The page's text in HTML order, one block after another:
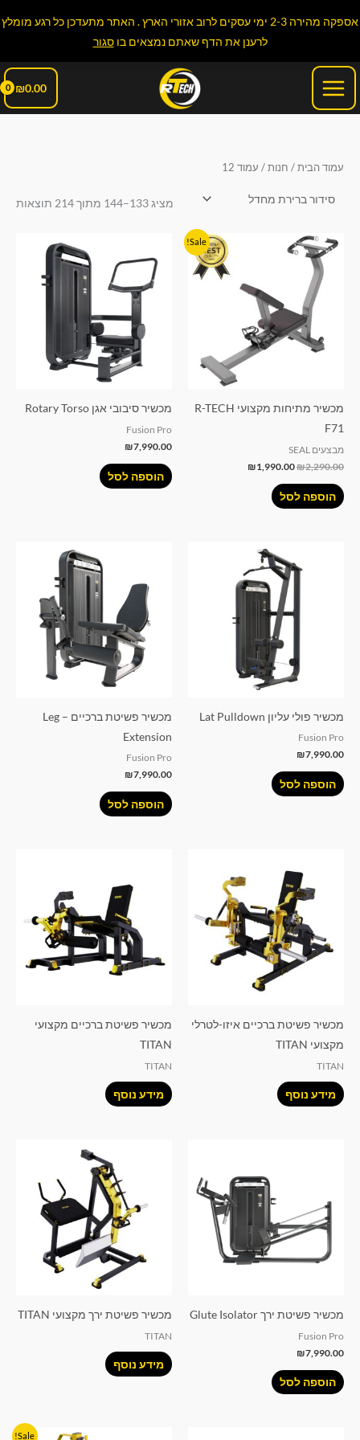
אספקה מהירה 2-3 ימי עסקים לרוב אזורי הארץ . האתר מתעדכן כל רגע מומלץ
לרענן את הדף שאתם נמצאים בוסגור
לתוכן
Main
Menu
₪0.00
עמוד הבית / חנות / עמוד 12
מציג 133–144 מתוך 214 תוצאות
Sale!
מכשיר מתיחות מקצועי R-TECH
F71
מבצעים SEAL
₪2,290.00
המקורי
₪1,990.00
המחיר
הנוכחי
₪1,990.00.
הוספה לסל
מכשיר סיבובי אגן Rotary Torso
Fusion Pro
₪7,990.00
הוספה לסל
מכשיר פולי עליון Lat Pulldown
Fusion Pro
₪7,990.00
הוספה לסל
מכשיר פשיטת ברכיים – Leg
Extension
Fusion Pro
₪7,990.00
הוספה לסל
מכשיר פשיטת ברכיים איזו-לטרלי
מקצועי TITAN
TITAN
מידע נוסף
מכשיר פשיטת ברכיים מקצועי
TITAN
TITAN
מידע נוסף
מכשיר פשיטת ירך Glute Isolator
Fusion Pro
₪7,990.00
הוספה לסל
מכשיר פשיטת ירך מקצועי TITAN
TITAN
מידע נוסף
Sale!
המחיר